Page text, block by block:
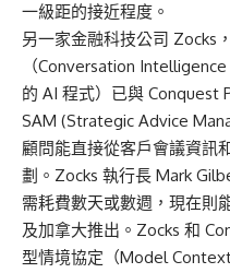
一級距的接近程度。
另一家金融科技公司 Zocks
（Conversation
的 AI 程式）已與 Conquest
SAM (Strategic Advice
顧問能直接從客戶會議資訊
劃。Zocks 執行長 Mark
需耗費數天或數週，現在則
及加拿大推出。Zocks 和
型情境協定（Model